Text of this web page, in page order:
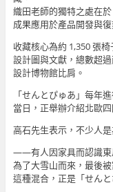
織田老師的獨特之處在
成果應用於產品開發與復
收藏核心為約 1,350 張
設計圖與文獻，總數超
設計博物館比肩。
「せんとぴゅあ」每年
當日，正舉辦介紹北歐
高石先生表示，不少人
——有人因家具而認識東
為了大雪山而來，最後
這種混合，正是「せん